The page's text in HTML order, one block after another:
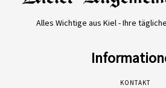
Alles Wichtige aus Kiel - Ihre
KONTAKT